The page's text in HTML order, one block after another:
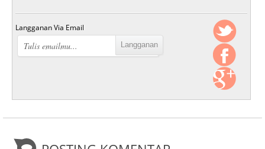
Langganan Via Email